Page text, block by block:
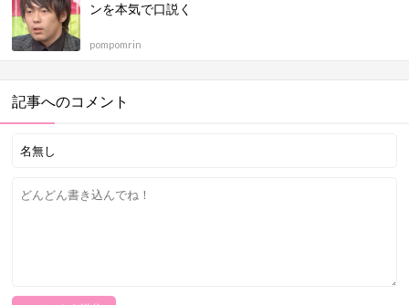
ンを本気で口説く
pompomrin
記事へのコメント